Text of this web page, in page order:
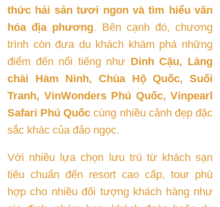
thức hải sản tươi ngon và tìm hiểu văn
hóa địa phương. Bên cạnh đó, chương
trình còn đưa du khách khám phá những
điểm đến nổi tiếng như Dinh Cậu, Làng
chài Hàm Ninh, Chùa Hộ Quốc, Suối
Tranh, VinWonders Phú Quốc, Vinpearl
Safari Phú Quốc cùng nhiều cảnh đẹp đặc
sắc khác của đảo ngọc.
Với nhiều lựa chọn lưu trú từ khách sạn
tiêu chuẩn đến resort cao cấp, tour phù
hợp cho nhiều đối tượng khách hàng như